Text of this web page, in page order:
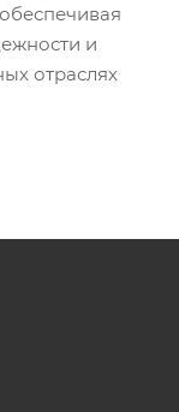
и
отраслях